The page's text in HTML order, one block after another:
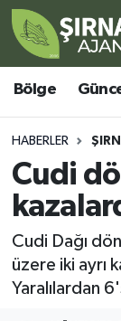
Bölge
HABERLER
Cudi
Cudi Dağı
üzere iki ayrı
Yaralılardan
Bölge
Güncel
Ekonomi
Şırnak
Yaşam
Sağlık
Şırnak
Şırnak
Şirnak
Şırnak
Süper
Tüm